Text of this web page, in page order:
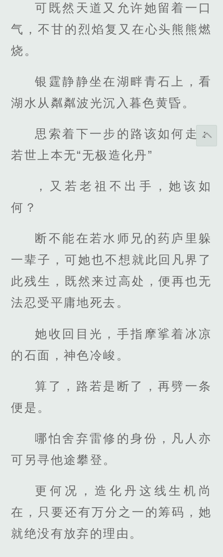
可既然天道又允许她留着一口
气，不甘的烈焰复又在心头熊熊燃
烧。
银霆静静坐在湖畔青石上，看
湖水从粼粼波光沉入暮色黄昏。
思索着下一步的路该如何走：
若世上本无“无极造化丹”
，又若老祖不出手，她该如
何？
断不能在若水师兄的药庐里躲
一辈子，可她也不想就此回凡界了
此残生，既然来过高处，便再也无
法忍受平庸地死去。
她收回目光，手指摩挲着冰凉
的石面，神色冷峻。
算了，路若是断了，再劈一条
便是。
哪怕舍弃雷修的身份，凡人亦
可另寻他途攀登。
更何况，造化丹这线生机尚
在，只要还有万分之一的筹码，她
就绝没有放弃的理由。